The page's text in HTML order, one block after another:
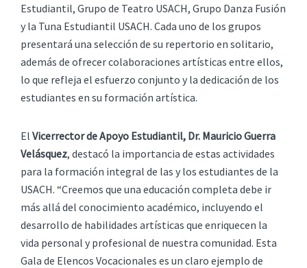
Estudiantil, Grupo de Teatro USACH, Grupo Danza Fusión
y la Tuna Estudiantil USACH. Cada uno de los grupos
presentará una selección de su repertorio en solitario,
además de ofrecer colaboraciones artísticas entre ellos,
lo que refleja el esfuerzo conjunto y la dedicación de los
estudiantes en su formación artística.
El Vicerrector de Apoyo Estudiantil, Dr. Mauricio Guerra
Velásquez, destacó la importancia de estas actividades
para la formación integral de las y los estudiantes de la
USACH. “Creemos que una educación completa debe ir
más allá del conocimiento académico, incluyendo el
desarrollo de habilidades artísticas que enriquecen la
vida personal y profesional de nuestra comunidad. Esta
Gala de Elencos Vocacionales es un claro ejemplo de